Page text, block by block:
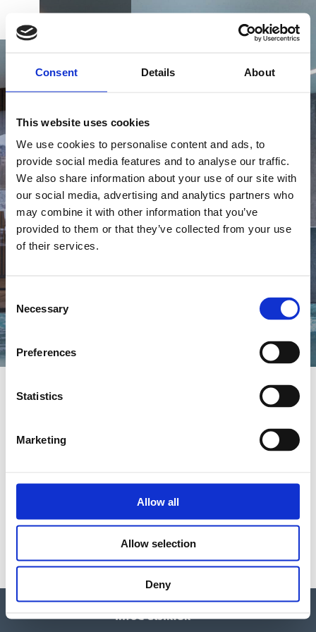
Consent Details About
This website uses cookies
We use cookies to personalise content and ads, to
provide social media features and to analyse our traffic.
We also share information about your use of our site with
our social media, advertising and analytics partners who
may combine it with other information that you’ve
provided to them or that they’ve collected from your use
of their services.
Consent
Selection
Necessary
Preferences
Statistics
Marketing
Allow all
Allow selection
Deny
BUCHEN DK EN DE
ERLEBEN SIE DAS ALSIK SPA
POOL
Im Alsik Spa Pool, wo sich die natürlichen
Elemente Licht, Wasser und Wärme zu Harmonie
und Ausgewogenheit vereinen, spüren Sie schon
bald eine ganz besondere Ruhe und entspannende
Atmosphäre.
Erlebnisduschen, erleben Sie in der Aurora-Höhle
das Nordlicht und spüren Sie die beruhigende
Aussicht über den Alsensund.
SPA-TAG & PREISE
Neue E-Mail-Adresse: Kontaktieren Sie uns unter
info@alsik.dk